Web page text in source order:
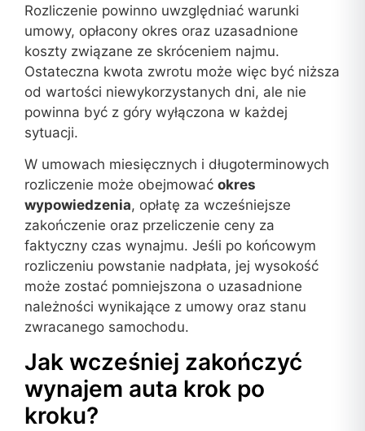
Rozliczenie powinno uwzględniać warunki
umowy, opłacony okres oraz uzasadnione
koszty związane ze skróceniem najmu.
Ostateczna kwota zwrotu może więc być niższa
od wartości niewykorzystanych dni, ale nie
powinna być z góry wyłączona w każdej
sytuacji.
W umowach miesięcznych i długoterminowych
rozliczenie może obejmować okres
wypowiedzenia, opłatę za wcześniejsze
zakończenie oraz przeliczenie ceny za
faktyczny czas wynajmu. Jeśli po końcowym
rozliczeniu powstanie nadpłata, jej wysokość
może zostać pomniejszona o uzasadnione
należności wynikające z umowy oraz stanu
zwracanego samochodu.
Jak wcześniej zakończyć
wynajem auta krok po
kroku?